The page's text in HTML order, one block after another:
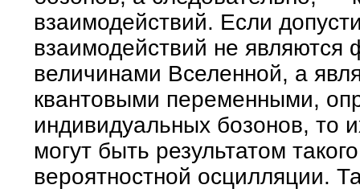
взаимодействий. Если
взаимодействий не
величинами Вселенной, а
квантовыми переменными,
индивидуальных бозонов, то
могут быть результатом
вероятностной осцилляции.